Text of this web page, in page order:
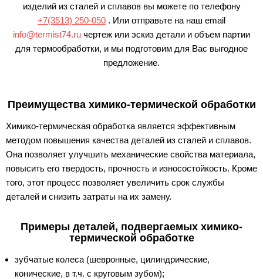
изделий из сталей и сплавов вы можете по телефону
+7(3513) 250-050 . Или отправьте на наш email
info@termist74.ru чертеж или эскиз детали и объем партии
для термообработки, и мы подготовим для Вас выгодное
предложение.
Преимущества химико-термической обработки
Химико-термическая обработка является эффективным
методом повышения качества деталей из сталей и сплавов.
Она позволяет улучшить механические свойства материала,
повысить его твердость, прочность и износостойкость. Кроме
того, этот процесс позволяет увеличить срок службы
деталей и снизить затраты на их замену.
Примеры деталей, подвергаемых химико-
термической обработке
зубчатые колеса (шевронные, цилиндрические,
конические, в т.ч. с круговым зубом);